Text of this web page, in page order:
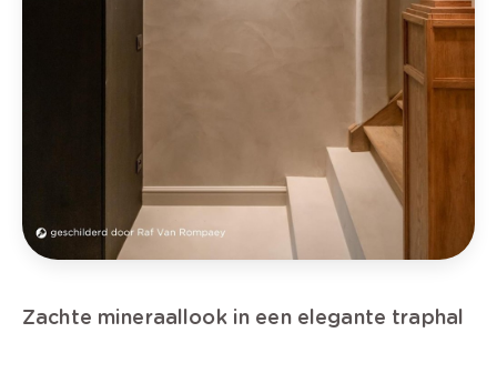
Zachte mineraallook in een elegante traphal